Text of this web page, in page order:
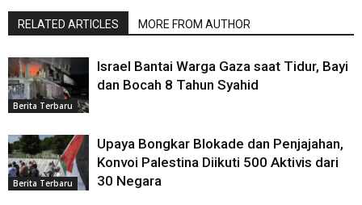
RELATED ARTICLES MORE FROM AUTHOR
Berita Terbaru
Israel Bantai Warga Gaza saat Tidur, Bayi
dan Bocah 8 Tahun Syahid
Berita Terbaru
Upaya Bongkar Blokade dan Penjajahan,
Konvoi Palestina Diikuti 500 Aktivis dari
30 Negara